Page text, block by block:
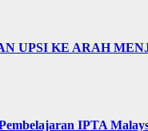
UPSI KE ARAH
IPTA